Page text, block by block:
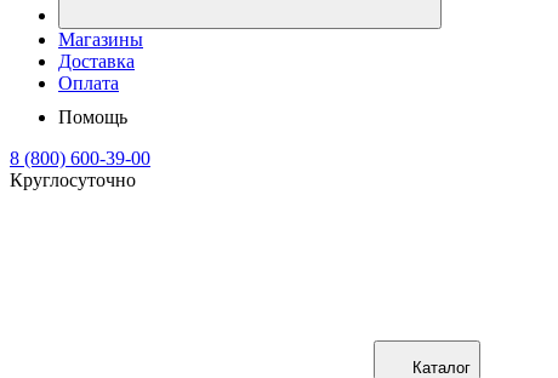
Магазины
Доставка
Оплата
Помощь
8 (800) 600-39-00
Круглосуточно
Каталог